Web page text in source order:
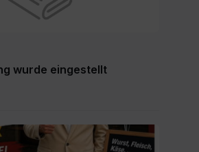
wurde eingestellt